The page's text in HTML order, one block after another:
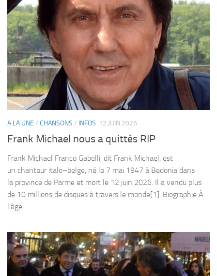
A LA UNE / CHANSONS / INFOS 12 JUIN 2026
Frank Michael nous a quittés RIP
Frank Michael Franco Gabelli, dit Frank Michael, est
un chanteur italo–belge, né le 7 mai 1947 à Bedonia dans
la province de Parme et mort le 12 juin 2026. Il a vendu plus
de 10 millions de disques à travers le monde[1]. Biographie À
l’âge...